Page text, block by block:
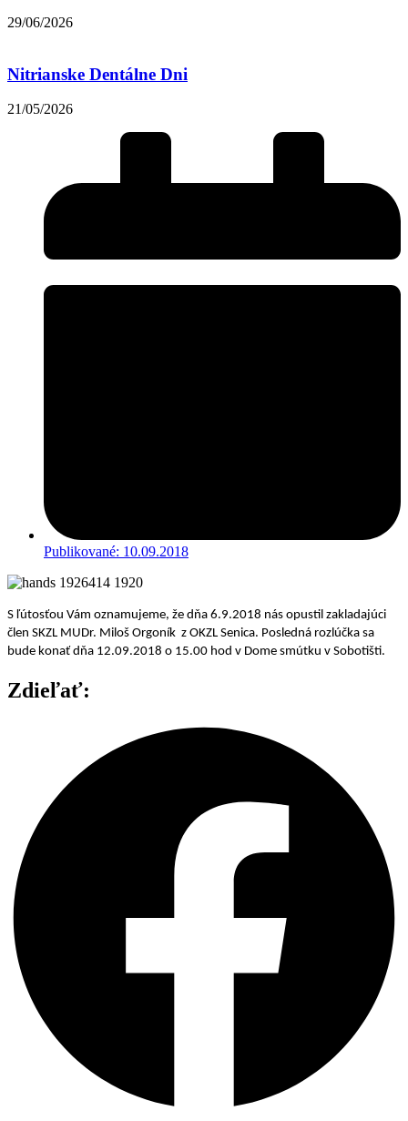
29/06/2026
Nitrianske Dentálne Dni
21/05/2026
Publikované: 10.09.2018
S ľútosťou Vám oznamujeme, že dňa 6.9.2018 nás opustil zakladajúci
člen SKZL MUDr. Miloš Orgoník z OKZL Senica. Posledná rozlúčka sa
bude konať dňa 12.09.2018 o 15.00 hod v Dome smútku v Sobotišti.
Zdieľať: